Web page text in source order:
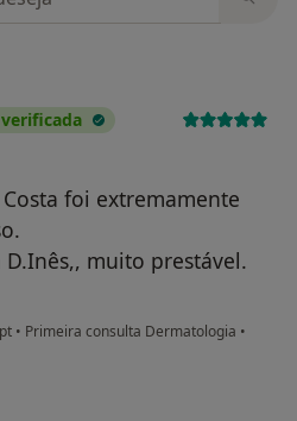
Costa foi extremamente
muito prestável.
• Primeira consulta Dermatologia •